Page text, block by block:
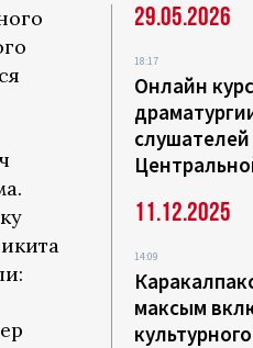
29.05.2026
18:17
Онлайн
слушателей
11.12.2025
14:09
максым